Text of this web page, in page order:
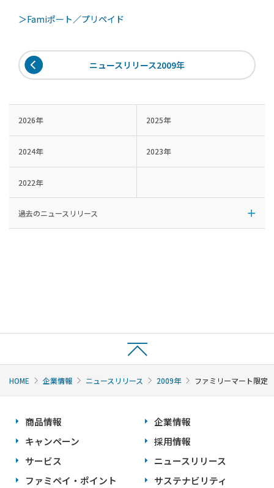
＞Famiポート／プリペイド
ニュースリリース2009年
2026年 2025年
2024年 2023年
2022年
過去のニュースリリース
HOME 企業情報 ニュースリリース 2009年 ファミリーマート限定
商品情報
キャンペーン
サービス
ファミペイ・ポイント
企業情報
採用情報
ニュースリリース
サステナビリティ